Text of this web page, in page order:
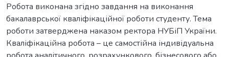
Робота виконана згідно завдання на виконання
бакалаврської кваліфікаційної роботи студенту. Тема
роботи затверджена наказом ректора НУБіП України.
Кваліфікаційна робота – це самостійна індивідуальна